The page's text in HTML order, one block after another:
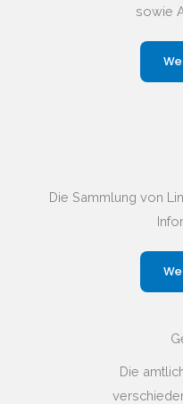
sowie
Die Sammlung von
Die